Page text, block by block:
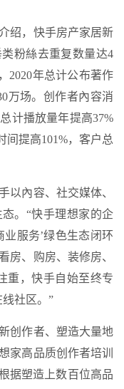
，快手房产家居新
粉絲去重复数量达4
2020年总计公布著作
万场。创作者內容消
计播放量年提高37%
间提高101%，客户总
內容、社交媒体、
。“快手理想家的企
服务’绿色生态闭环
房、购房、装修房、
重，快手自始至终专
社区。”
作者、塑造大量地
家高品质创作者培训
据塑造上数百位高品